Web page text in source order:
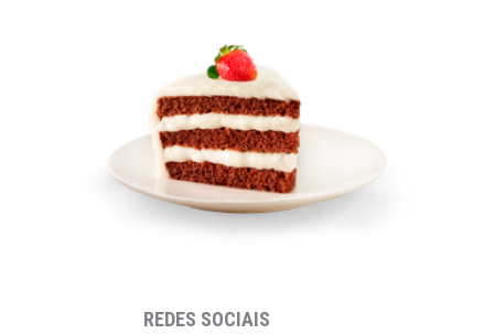
REDES SOCIAIS